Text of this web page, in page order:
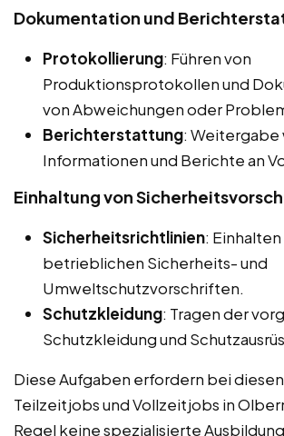
Dokumentation und
Protokollierung: Führen von
Produktionsprotokollen und
von Abweichungen oder
Berichterstattung:
Informationen und Berichte an
Einhaltung von
Sicherheitsrichtlinien:
betrieblichen Sicherheits- und
Umweltschutzvorschriften.
Schutzkleidung: Tragen der
Schutzkleidung und
Diese Aufgaben erfordern bei
Teilzeitjobs und Vollzeitjobs in
Regel keine spezialisierte